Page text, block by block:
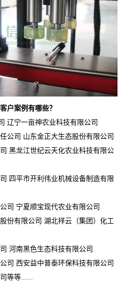
户案例有哪些？
辽宁一亩神农业科技有限公司
公司 山东金正大生态股份有限公司
黑龙江世纪云天化农业科技有限公
四平市开利伟业机械设备制造有限
司 宁夏顺宝现代农业有限公司
份有限公司 湖北祥云（集团）化工
河南黑色生态科技有限公司
司 西安益中普泰环保科技有限公司
等等......